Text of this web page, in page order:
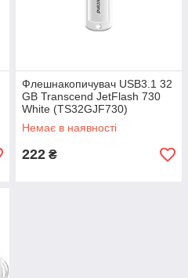
Флешнакопичувач USB3.1 32
GB Transcend JetFlash 730
White (TS32GJF730)
Немає в наявності
222 ₴